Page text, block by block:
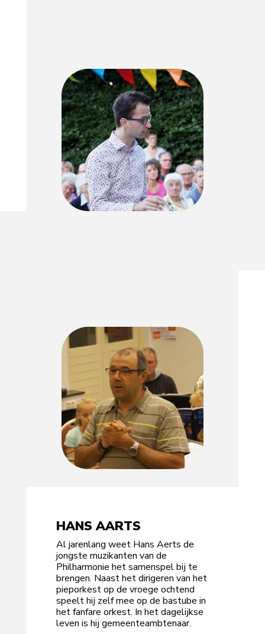
HANS AARTS
Al jarenlang weet Hans Aerts de
jongste muzikanten van de
Philharmonie het samenspel bij te
brengen. Naast het dirigeren van het
pieporkest op de vroege ochtend
speelt hij zelf mee op de bastube in
het fanfare orkest. In het dagelijkse
leven is hij gemeenteambtenaar.